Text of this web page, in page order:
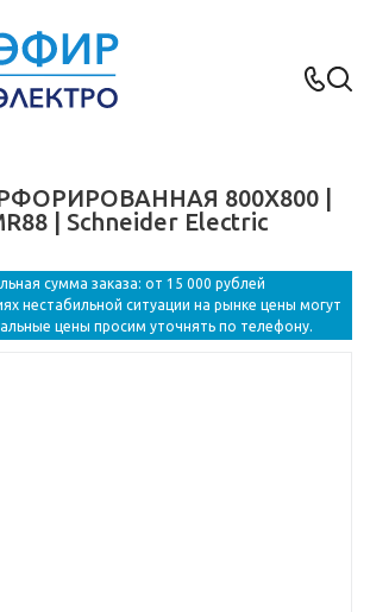
800Х800 |
| Schneider Electric
сумма заказа: от 15 000 рублей
нестабильной ситуации на рынке цены могут
цены просим уточнять по телефону.